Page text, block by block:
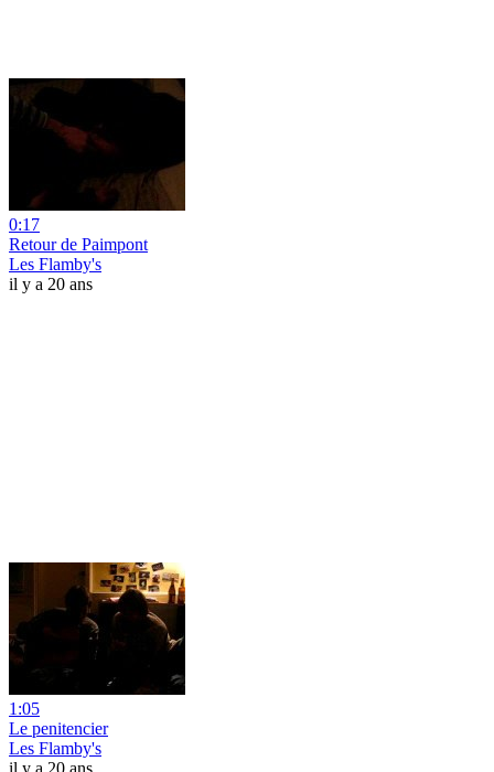
0:17
Retour de Paimpont
Les Flamby's
il y a 20 ans
1:05
Le penitencier
Les Flamby's